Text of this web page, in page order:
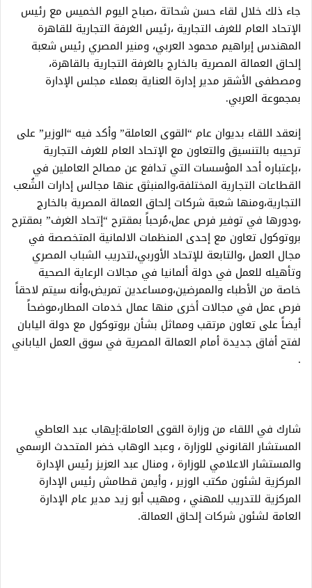
جاء ذلك خلال لقاء حسن شحاتة ،صباح اليوم الخميس مع رئيس
الإتحاد العام للغرف التجارية ،رئيس الغرفة التجارية للقاهرة
المهندس إبراهيم محمود العربي، ومنير المصري رئيس شعبة
إلحاق العمالة المصرية بالخارج بالغرفة التجارية بالقاهرة،
ومصطفى الأشقر مدير إدارة العناية بعملاء مجلس الإدارة
بمجموعة العربي.
إنعقد اللقاء بديوان عام “القوى العاملة” وأكد فيه “الوزير” على
ترحيبه بالتنسيق والتعاون مع الإتحاد العام للغرف التجارية
،بإعتباره أحد المؤسسات التي تدافع عن مصالح العاملين في
القطاعات التجارية المختلفة،والمنبثق عنها مجالس إدارات الشُعب
التجارية،ومنها شعبة شركات إلحاق العمالة المصرية بالخارج
،ودورها في توفير فرص عمل،مُرحباً بمقترح “إتحاد الغرف” بمقترح
بروتوكول تعاون مع إحدى المنظمات الالمانية المتخصصة في
مجال العمل ،والتابعة للإتحاد الأوربي،لتدريب الشباب المصري
وتأهيله للعمل في دولة ألمانيا في مجالات الرعاية الصحية
خاصة من الأطباء والممرضين،ومساعدين تمريض،وأنه سيتم لاحقاً
فرص عمل في مجالات أخرى منها عمال خدمات المطار،موضحاً
أيضاً على تعاون مرتقب ومماثل بشأن بروتوكول مع دولة اليابان
لفتح أفاق جديدة أمام العمالة المصرية في سوق العمل الياباني
.
شارك في اللقاء من وزارة القوى العاملة:إيهاب عبد العاطي
المستشار القانوني للوزارة ، وعبد الوهاب خضر المتحدث الرسمي
والمستشار الاعلامي للوزارة ، ومنال عبد العزيز رئيس الإدارة
المركزية لشئون مكتب الوزير ، وأيمن قطامش رئيس الإدارة
المركزية للتدريب للمهني ، ومهيب أبو زيد مدير عام الإدارة
العامة لشئون شركات إلحاق العمالة.